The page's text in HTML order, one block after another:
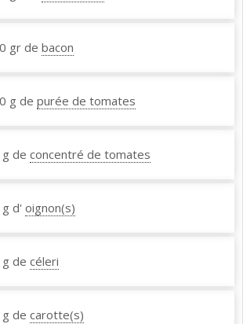
gr de bacon
g de purée de tomates
de concentré de tomates
d' oignon(s)
de céleri
de carotte(s)